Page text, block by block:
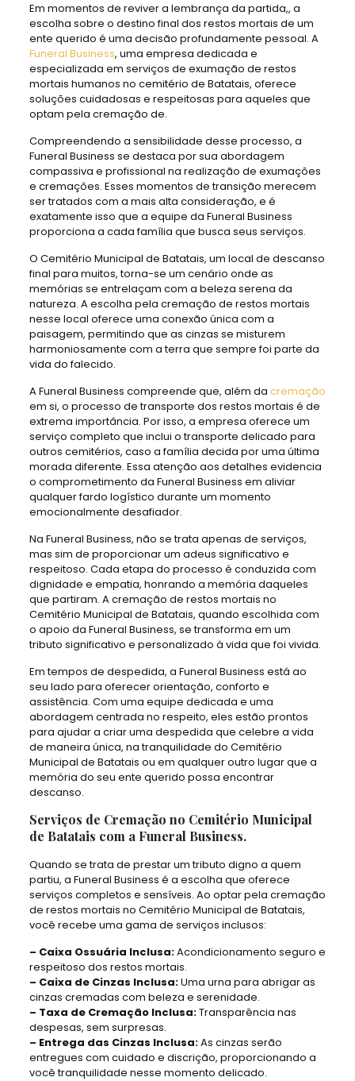
Em momentos de reviver a lembrança da partida,, a
escolha sobre o destino final dos restos mortais de um
ente querido é uma decisão profundamente pessoal. A
Funeral Business, uma empresa dedicada e
especializada em serviços de exumação de restos
mortais humanos no cemitério de Batatais, oferece
soluções cuidadosas e respeitosas para aqueles que
optam pela cremação de.
Compreendendo a sensibilidade desse processo, a
Funeral Business se destaca por sua abordagem
compassiva e profissional na realização de exumações
e cremações. Esses momentos de transição merecem
ser tratados com a mais alta consideração, e é
exatamente isso que a equipe da Funeral Business
proporciona a cada família que busca seus serviços.
O Cemitério Municipal de Batatais, um local de descanso
final para muitos, torna-se um cenário onde as
memórias se entrelaçam com a beleza serena da
natureza. A escolha pela cremação de restos mortais
nesse local oferece uma conexão única com a
paisagem, permitindo que as cinzas se misturem
harmoniosamente com a terra que sempre foi parte da
vida do falecido.
A Funeral Business compreende que, além da cremação
em si, o processo de transporte dos restos mortais é de
extrema importância. Por isso, a empresa oferece um
serviço completo que inclui o transporte delicado para
outros cemitérios, caso a família decida por uma última
morada diferente. Essa atenção aos detalhes evidencia
o comprometimento da Funeral Business em aliviar
qualquer fardo logístico durante um momento
emocionalmente desafiador.
Na Funeral Business, não se trata apenas de serviços,
mas sim de proporcionar um adeus significativo e
respeitoso. Cada etapa do processo é conduzida com
dignidade e empatia, honrando a memória daqueles
que partiram. A cremação de restos mortais no
Cemitério Municipal de Batatais, quando escolhida com
o apoio da Funeral Business, se transforma em um
tributo significativo e personalizado à vida que foi vivida.
Em tempos de despedida, a Funeral Business está ao
seu lado para oferecer orientação, conforto e
assistência. Com uma equipe dedicada e uma
abordagem centrada no respeito, eles estão prontos
para ajudar a criar uma despedida que celebre a vida
de maneira única, na tranquilidade do Cemitério
Municipal de Batatais ou em qualquer outro lugar que a
memória do seu ente querido possa encontrar
descanso.
Serviços de Cremação no Cemitério Municipal
de Batatais com a Funeral Business.
Quando se trata de prestar um tributo digno a quem
partiu, a Funeral Business é a escolha que oferece
serviços completos e sensíveis. Ao optar pela cremação
de restos mortais no Cemitério Municipal de Batatais,
você recebe uma gama de serviços inclusos:
– Caixa Ossuária Inclusa:Acondicionamento seguro e
respeitoso dos restos mortais.
– Caixa de Cinzas Inclusa:Uma urna para abrigar as
cinzas cremadas com beleza e serenidade.
– Taxa de Cremação Inclusa:Transparência nas
despesas, sem surpresas.
– Entrega das Cinzas Inclusa:As cinzas serão
entregues com cuidado e discrição, proporcionando a
você tranquilidade nesse momento delicado.